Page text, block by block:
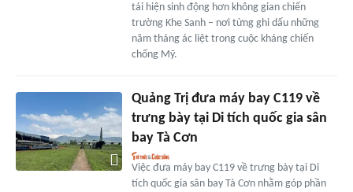
tái hiện sinh động hơn không gian chiến
trường Khe Sanh – nơi từng ghi dấu những
năm tháng ác liệt trong cuộc kháng chiến
chống Mỹ.
Quảng Trị đưa máy bay C119 về
trưng bày tại Di tích quốc gia sân
bay Tà Cơn
Việc đưa máy bay C119 về trưng bày tại Di
tích quốc gia sân bay Tà Cơn nhằm góp phần